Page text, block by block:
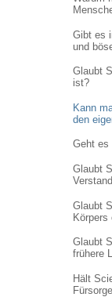
Gibt es
und
Glaubt
ist?
Kann
den
Geht es
Glaubt
Glaubt
Körpers
Glaubt
frühere
Hält